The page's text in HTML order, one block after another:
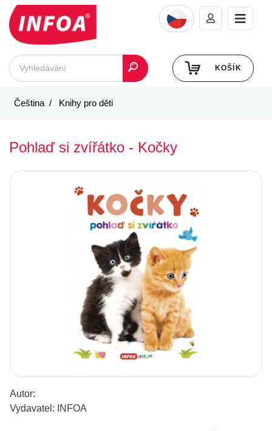
KOŠÍK
Čeština Knihy pro děti
Pohlaď si zvířátko - Kočky
Autor:
Vydavatel:
INFOA